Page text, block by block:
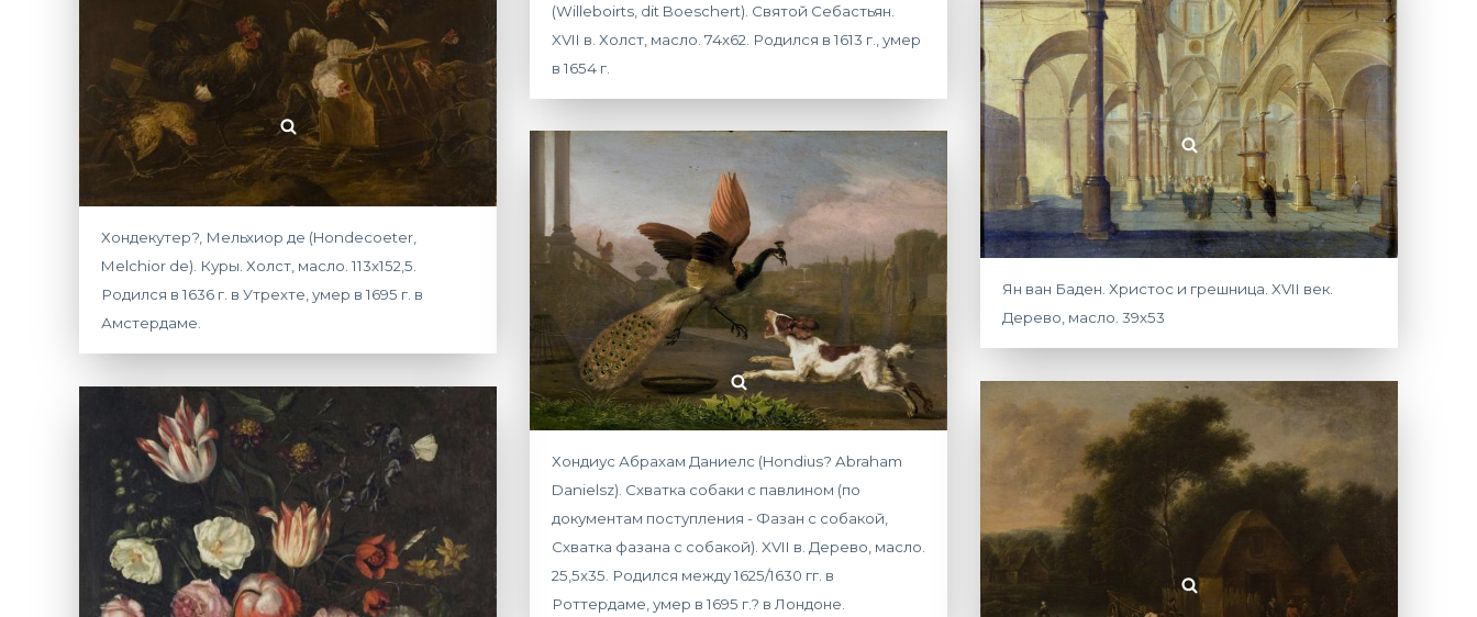
(Willeboirts, dit Boeschert). Святой Себастьян.
XVII в. Холст, масло. 74х62. Родился в 1613 г., умер
в 1654 г.
Хондекутер?, Мельхиор де (Hondecoeter,
Melchior de). Куры. Холст, масло. 113х152,5.
Родился в 1636 г. в Утрехте, умер в 1695 г. в
Амстердаме.
Хондиус Абрахам Даниелс (Hondius? Abraham
Danielsz). Схватка собаки с павлином (по
документам поступления - Фазан с собакой,
Схватка фазана с собакой). XVII в. Дерево, масло.
25,5х35. Родился между 1625/1630 гг. в
Роттердаме, умер в 1695 г.? в Лондоне.
Ян ван Баден. Христос и грешница. XVII век.
Дерево, масло. 39х53